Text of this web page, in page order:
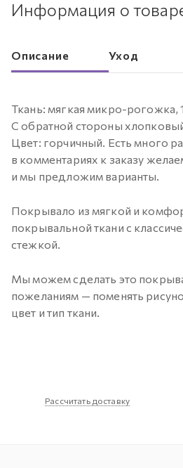
Информация о
Описание Уход
Ткань: мягкая микро-рогожка,
С обратной стороны
Цвет: горчичный. Есть много
в комментариях к заказу
и мы предложим варианты.
Покрывало из мягкой и
покрывальной ткани с
стежкой.
Мы можем сделать это
пожеланиям — поменять
цвет и тип ткани.
Рассчитать доставку